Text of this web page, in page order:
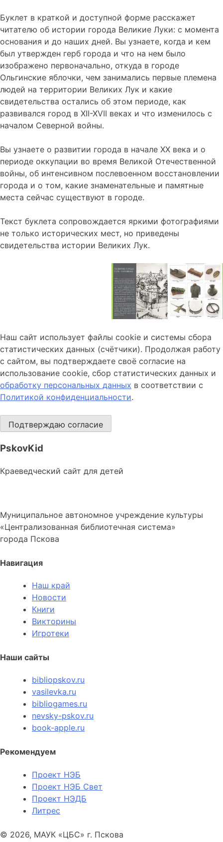
Буклет в краткой и доступной форме расскажет
читателю об истории города Великие Луки: с момента
основания и до наших дней. Вы узнаете, когда и кем
был утвержден герб города и что на нем было
изображено первоначально, откуда в городе
Ольгинские яблочки, чем занимались первые племена
людей на территории Великих Лук и какие
свидетельства остались об этом периоде, как
развивался город в XII-XVII веках и что изменилось с
началом Северной войны.
Вы узнаете о развитии города в начале XX века и о
периоде оккупации во время Великой Отечественной
войны, об интенсивном послевоенном восстановлении
города и о том, какие знаменательные и памятные
места сейчас существуют в городе.
Текст буклета сопровождается яркими фотографиями
не только исторических мест, но приведены
свидетельства истории Великих Лук.
Наш сайт использует файлы cookie и системы сбора
статистических данных (счётчики). Продолжая работу
с сайтом, вы подтверждаете своё согласие на
использование cookie, сбор статистических данных и
обработку персональных данных в соответствии с
Политикой конфиденциальности.
Подтверждаю согласие
PskovKid
Краеведческий сайт для детей
Муниципальное автономное учреждение культуры
«Централизованная библиотечная система»
города Пскова
Навигация
Наш край
Новости
Книги
Викторины
Игротеки
Наши сайты
bibliopskov.ru
vasilevka.ru
bibliogames.ru
nevsky-pskov.ru
book-apple.ru
Рекомендуем
Проект НЭБ
Проект НЭБ Свет
Проект НЭДБ
Литрес
© 2026, МАУК «ЦБС» г. Пскова